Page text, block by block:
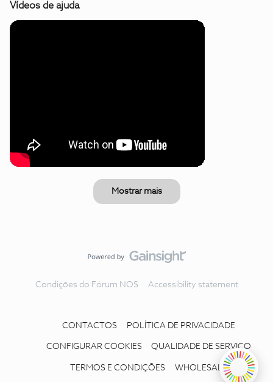
Vídeos de ajuda
Mostrar mais
Condições do Fórum NOS Accessibility statement
CONTACTOS POLÍTICA DE PRIVACIDADE
CONFIGURAR COOKIES QUALIDADE DE SERVIÇO
TERMOS E CONDIÇÕES WHOLESALE